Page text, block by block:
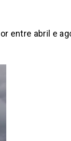
entre abril e